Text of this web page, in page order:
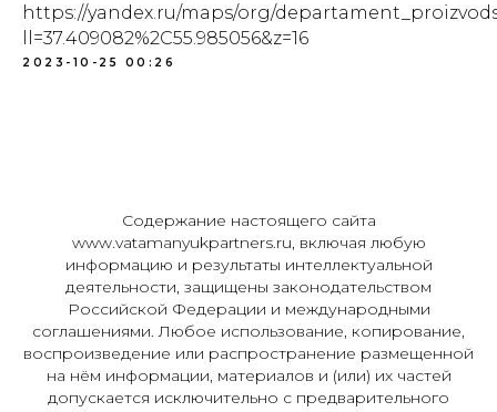
https://yandex.ru/maps/org/
ll=37.409082%2C55.985056&z=16
2023-10-25 00:26
Содержание настоящего сайта
www.vatamanyukpartners.ru, включая любую
информацию и результаты интеллектуальной
деятельности, защищены законодательством
Российской Федерации и международными
соглашениями. Любое использование, копирование,
воспроизведение или распространение размещенной
на нём информации, материалов и (или) их частей
допускается исключительно с предварительного